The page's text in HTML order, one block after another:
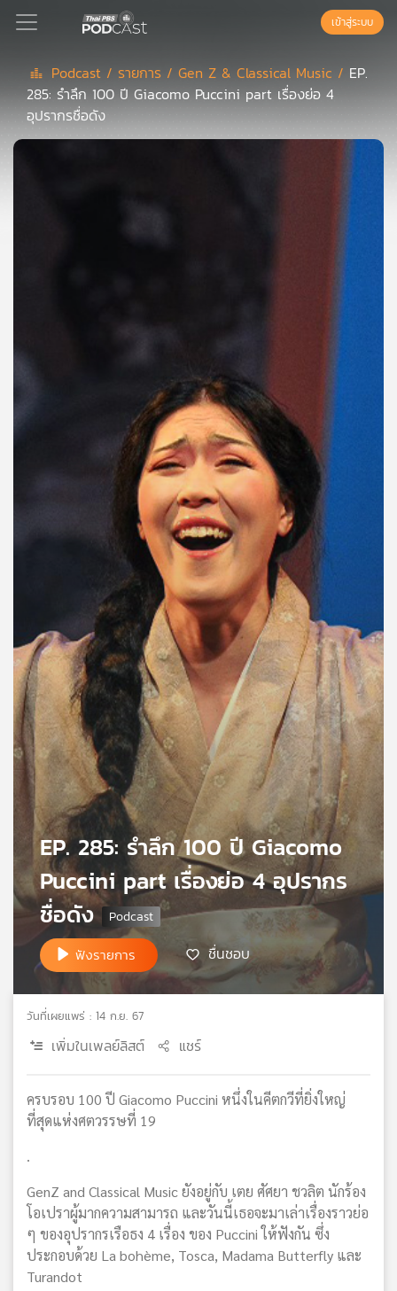
Podcast
ของ
คุณ
กิจกรรม
เกี่ยว
กับ
เรา
เครือ
ข่าย
ไทย
พี
บี
แผนที่
วิทยุ
เครือ
ข่าย
เข้าสู่ระบบ
Podcast / รายการ /Gen Z & Classical Music / EP.
285: รำลึก 100 ปี Giacomo Puccini part เรื่องย่อ 4
อุปรากรชื่อดัง
EP. 285: รำลึก 100 ปี Giacomo
Puccini part เรื่องย่อ 4 อุปรากร
ชื่อดัง
ฟังรายการ ชื่นชอบ
วันที่เผยแพร่ : 14 ก.ย. 67
เพิ่มในเพลย์ลิสต์ แชร์
ครบรอบ 100 ปี Giacomo Puccini หนึ่งในคีตกวีที่ยิ่งใหญ่
ที่สุดแห่งศตวรรษที่ 19
.
GenZ and Classical Music ยังอยู่กับ เตย ศัศยา ชวลิต นักร้อง
โอเปราผู้มากความสามารถ และวันนี้เธอจะมาเล่าเรื่องราวย่อ
ๆ ของอุปรากรเรือธง 4 เรื่อง ของ Puccini ให้ฟังกัน ซึ่ง
ประกอบด้วย La bohème, Tosca, Madama Butterfly และ
Turandot